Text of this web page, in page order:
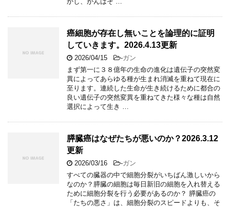
癌細胞が存在し無いことを論理的に証明
していきます。2026.4.13更新
2026/04/15 -ガン
まず第一に３８億年の生命の進化は遺伝子の突然変
異によってあらゆる種が生まれ消滅を重ねて現在に
至ります。連続した生命が生き続けるために都合の
良い遺伝子の突然変異を重ねてきた様々な種は自然
選択によって生き …
膵臓癌はなぜたちが悪いのか？2026.3.12
更新
2026/03/16 -ガン
すべての臓器の中で細胞分裂がいちばん激しいから
なのか？膵臓の細胞は毎日新旧の細胞を入れ替える
ために細胞分裂を行う必要があるのか？ 膵臓癌の
「たちの悪さ」は、細胞分裂のスピードよりも、そ